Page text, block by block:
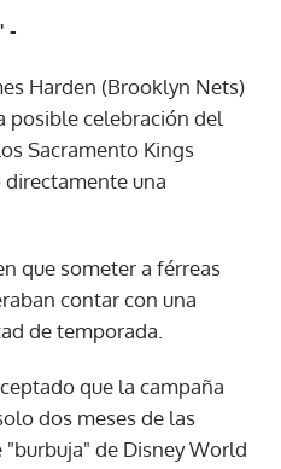
-
Harden (Brooklyn Nets)
celebración del
Sacramento Kings
una
que someter a férreas
contar con una
de temporada.
que la campaña
dos meses de las
"burbuja" de Disney World